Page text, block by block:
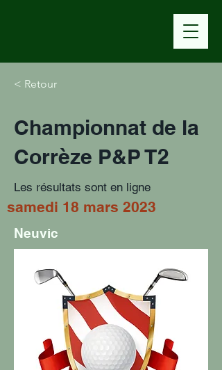
< Retour
Championnat de la
Corrèze P&P T2
Les résultats sont en ligne
samedi 18 mars 2023
Neuvic